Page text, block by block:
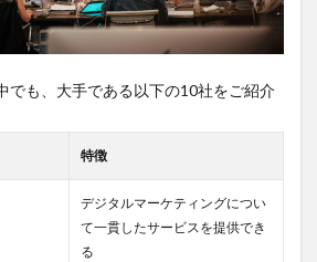
でも、大手である以下の10社をご紹介
特徴
デジタルマーケティングについ
て一貫したサービスを提供でき
る